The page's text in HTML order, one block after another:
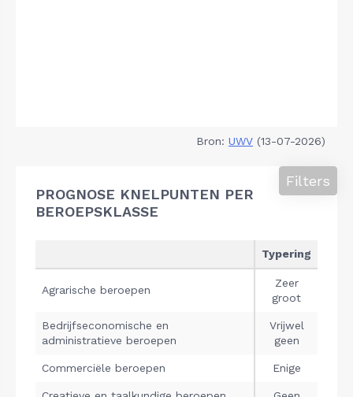
Bron: UWV (13-07-2026)
PROGNOSE KNELPUNTEN PER
BEROEPSKLASSE
Filters